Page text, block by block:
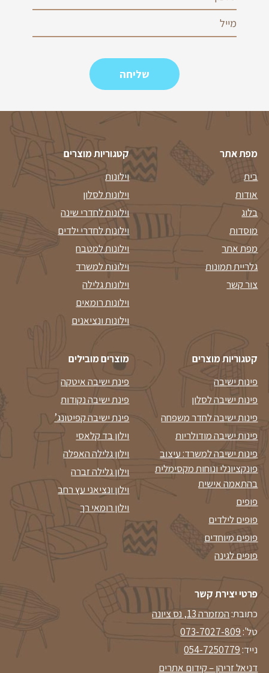
מפת אתר
בית
אודות
בלוג
מוסדות
מפת אתר
גלריית תמונות
צור קשר
קטגוריות מוצרים
וילונות
וילונות לסלון
וילונות לחדרי שינה
וילונות לחדרי ילדים
וילונות למטבח
וילונות למשרד
וילונות גלילה
וילונות רומאים
וילונות ונציאנים
קטגוריות מוצרים
פינות ישיבה
פינות ישיבה לסלון
פינות ישיבה לחדר משפחה
פינות ישיבה מודולריות
פינות ישיבה למשרד: עיצוב
פונקציונלי ונוחות מקסימלית
בהתאמה אישית
פופים
פופים לילדים
פופים מיוחדים
פופים לגינה
מוצרים מובילים
פינת ישיבה איטקה
פינת ישיבה נקודות
פינת ישיבה קפיטונג’
וילון בד קלאסי
וילון גלילה האפלה
וילון גלילה זברה
וילון ונציאני עץ רחב
וילון רומאי רך
פרטי יצירת קשר
כתובת:המזמרה 13, נס ציונה
טל':073-7027-809
נייד: 054-7250779
דניאל זריהן – קידום אתרים